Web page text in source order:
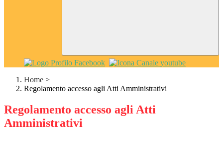
Home >
Regolamento accesso agli Atti Amministrativi
Regolamento accesso agli Atti
Amministrativi